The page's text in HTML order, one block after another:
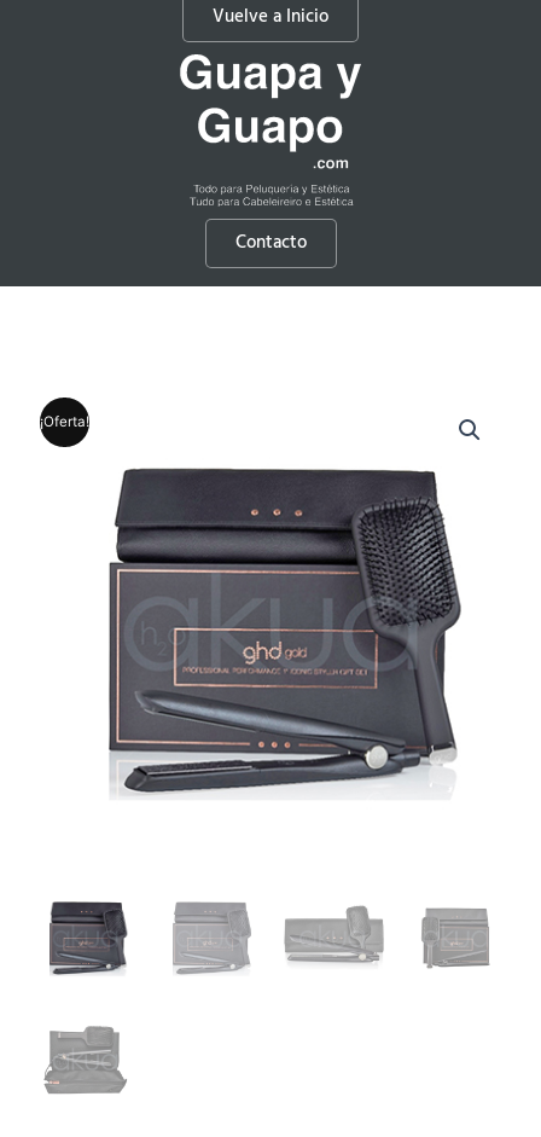
Vuelve a Inicio
Contacto
¡Oferta!